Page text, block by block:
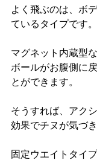
よく飛ぶのは、ボ
ているタイプです。
マグネット内蔵型
ボールがお腹側に
とができます。
そうすれば、アク
効果でチヌが気づ
固定ウエイトタイ